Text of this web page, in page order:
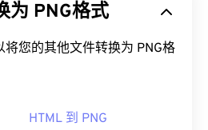
支持透明度，非常适合用于图
APNG）。使用 PNG 的优势
种采用
为 PNG格式
您的其他文件转换为 PNG格
HTML 到 PNG